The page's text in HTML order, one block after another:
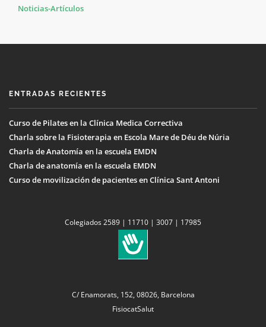
Noticias-Artículos
ENTRADAS RECIENTES
Curso de Pilates en la Clínica Medica Correctiva
Charla sobre la Fisioterapia en Escola Mare de Déu de Núria
Charla de Anatomía en la escuela EMDN
Charla de anatomía en la escuela EMDN
Curso de movilización de pacientes en Clínica Sant Antoni
Colegiados 2589 | 11710 | 3007 | 17985
C/ Enamorats, 152, 08026, Barcelona
FisiocatSalut